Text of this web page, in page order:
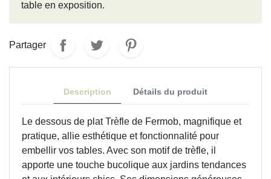
table en exposition.
Partager
Description Détails du produit
Le dessous de plat Trèfle de Fermob, magnifique et
pratique, allie esthétique et fonctionnalité pour
embellir vos tables. Avec son motif de trèfle, il
apporte une touche bucolique aux jardins tendances